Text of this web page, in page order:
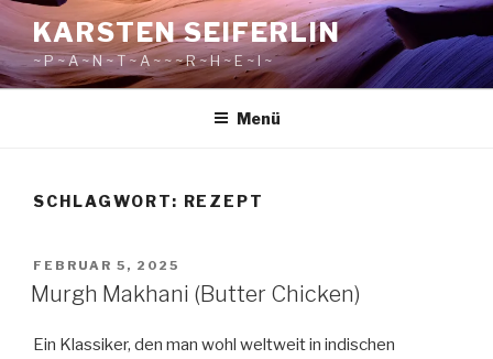
Zum
Inhalt
springen
KARSTEN SEIFERLIN
~ P ~ A ~ N ~ T ~ A ~ ~ ~ R ~ H ~ E ~ I ~
Menü
SCHLAGWORT: REZEPT
VERÖFFENTLICHT
AM
FEBRUAR 5, 2025
Murgh Makhani (Butter Chicken)
Ein Klassiker, den man wohl weltweit in indischen